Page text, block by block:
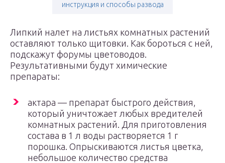
инструкция и способы развода
Липкий налет на листьях комнатных растений
оставляют только щитовки. Как бороться с ней,
подскажут форумы цветоводов.
Результативными будут химические
препараты:
актара — препарат быстрого действия,
который уничтожает любых вредителей
комнатных растений. Для приготовления
состава в 1 л воды растворяется 1 г
порошка. Опрыскиваются листья цветка,
небольшое количество средства